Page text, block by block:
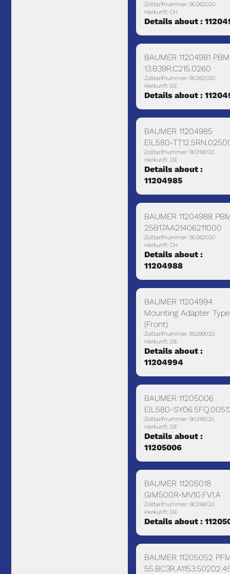
Zolltarifnummer: 90262020
Herkunft: CH
Details about :
BAUMER 11204981
13.B39R.C215.0260
Zolltarifnummer: 90262020
Herkunft: DE
Details about :
BAUMER 11204985
EIL580-
Zolltarifnummer: 90318020
Herkunft: DE
Details about :
11204985
BAUMER 11204988
25B17AA21406211000
Zolltarifnummer: 90262020
Herkunft: CH
Details about :
11204988
BAUMER 11204994
Mounting Adapter
(Front)
Zolltarifnummer: 85299020
Herkunft: DE
Details about :
11204994
BAUMER 11205006
EIL580-
Zolltarifnummer: 90318020
Herkunft: DE
Details about :
11205006
BAUMER 11205018
GIM500R-MV10.FV1.A
Zolltarifnummer: 90318020
Herkunft: DE
Details about :
BAUMER 11205052